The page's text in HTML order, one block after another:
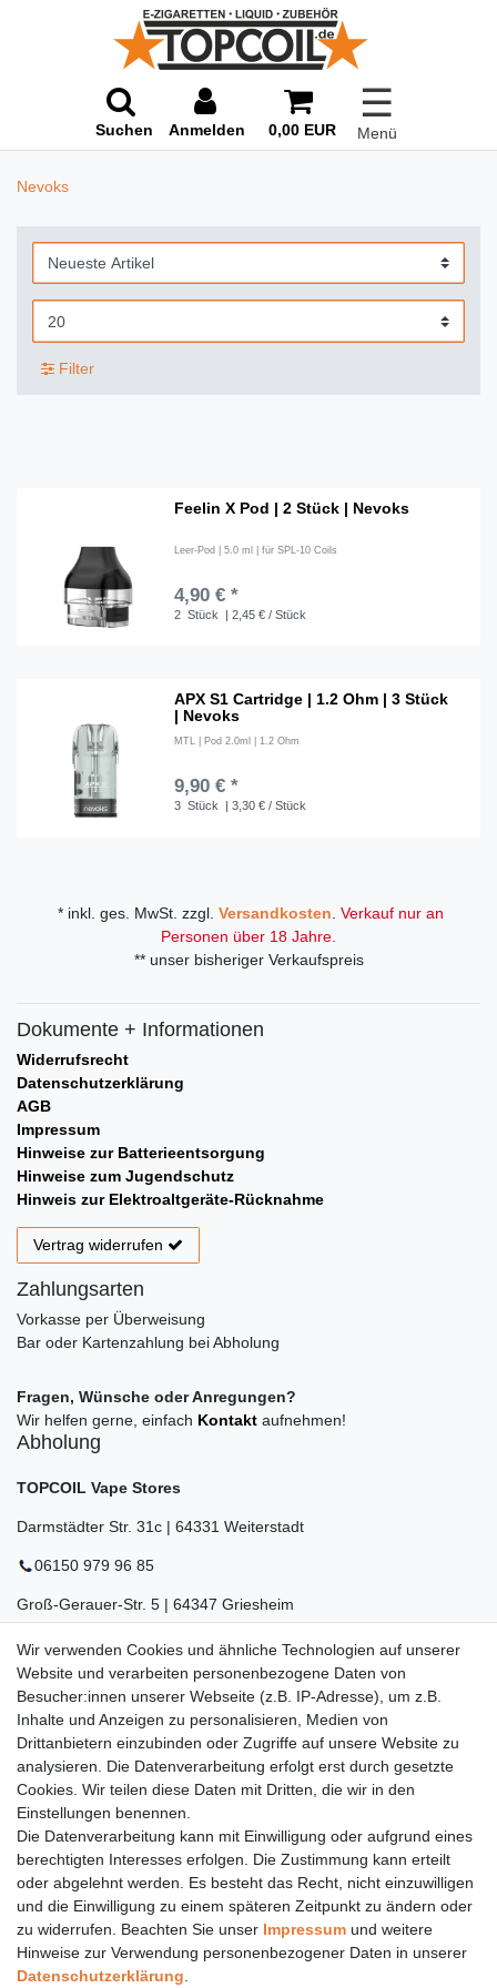
Suchen Anmelden 0,00 EUR
☰
Menü
Nevoks
Filter
Feelin X Pod | 2 Stück | Nevoks
Leer-Pod | 5.0 ml | für SPL-10 Coils
4,90 € *
2 Stück | 2,45 € / Stück
APX S1 Cartridge | 1.2 Ohm | 3 Stück
| Nevoks
MTL | Pod 2.0ml | 1.2 Ohm
9,90 € *
3 Stück | 3,30 € / Stück
* inkl. ges. MwSt. zzgl. Versandkosten Verkauf nur an
Personen über 18 Jahre.
** unser bisheriger Verkaufspreis
Dokumente + Informationen
Widerrufsrecht
Datenschutzerklärung
AGB
Impressum
Hinweise zur Batterieentsorgung
Hinweise zum Jugendschutz
Hinweis zur Elektroaltgeräte-Rücknahme
Vertrag widerrufen
Zahlungsarten
Vorkasse per Überweisung
Bar oder Kartenzahlung bei Abholung
Fragen, Wünsche oder Anregungen?
Wir helfen gerne, einfach Kontakt aufnehmen!
Abholung
TOPCOIL Vape Stores
Darmstädter Str. 31c | 64331 Weiterstadt
06150 979 96 85
Groß-Gerauer-Str. 5 | 64347 Griesheim
06155 834 88 58
Eberstädter Str. 21 | 64319 Pfungstadt
06157 984 88 55
Öffnungszeiten finden Sie hier: www.topcoil.de
E-MAIL **
Newsletter
Honig
Hiermit bestätige ich, dass ich dieDaten­schutz­erklärunggelesen habe.
Meine Einwilligung kann ich jederzeit widerrufen.**
Abonnieren
Wir verwenden Cookies und ähnliche Technologien auf unserer
Website und verarbeiten personenbezogene Daten von
Besucher:innen unserer Webseite (z.B. IP-Adresse), um z.B.
Inhalte und Anzeigen zu personalisieren, Medien von
Drittanbietern einzubinden oder Zugriffe auf unsere Website zu
analysieren. Die Datenverarbeitung erfolgt erst durch gesetzte
Cookies. Wir teilen diese Daten mit Dritten, die wir in den
Einstellungen benennen.
Die Datenverarbeitung kann mit Einwilligung oder aufgrund eines
berechtigten Interesses erfolgen. Die Zustimmung kann erteilt
oder abgelehnt werden. Es besteht das Recht, nicht einzuwilligen
und die Einwilligung zu einem späteren Zeitpunkt zu ändern oder
zu widerrufen. Beachten Sie unser Impressum und weitere
Hinweise zur Verwendung personenbezogener Daten in unserer
Daten­schutz­erklärung